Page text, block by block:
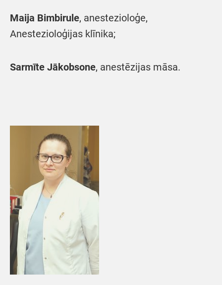
Maija Bimbirule, anestezioloģe,
Anestezioloģijas klīnika;
Sarmīte Jākobsone, anestēzijas māsa.